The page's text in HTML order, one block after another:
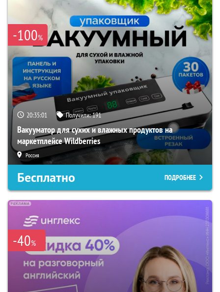
-100%
20:35:00 Получили:191
Вакууматор для сухих и влажных продуктов на
маркетплейсе Wildberries
Россия
Бесплатно ПОДРОБНЕЕ
-40%